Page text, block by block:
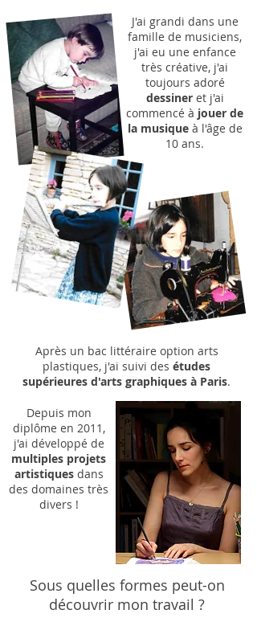
J'ai grandi dans une
famille de musiciens,
j'ai eu une enfance
très créative, j'ai
toujours adoré
dessineret j'ai
commencé à jouer de
la musiqueà l'âge de
10 ans.
Après un bac littéraire option arts
plastiques, j'ai suivi des études
supérieures d'arts graphiques à Paris.
Depuis mon
diplôme en 2011,
j'ai développé de
multiples projets
artistiques dans
des domaines très
divers !
Sous quelles formes peut-on
découvrir mon travail ?